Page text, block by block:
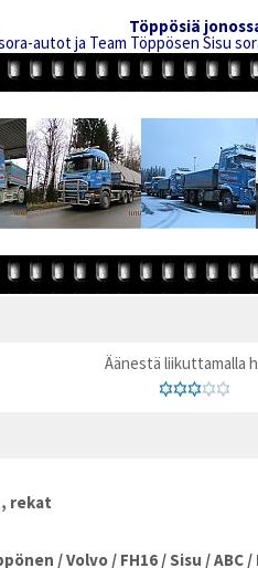
Töppösiä
autot ja Team Töppösen Sisu
Äänestä liikuttamalla
rekat
/Volvo / FH16 /Sisu /ABC /